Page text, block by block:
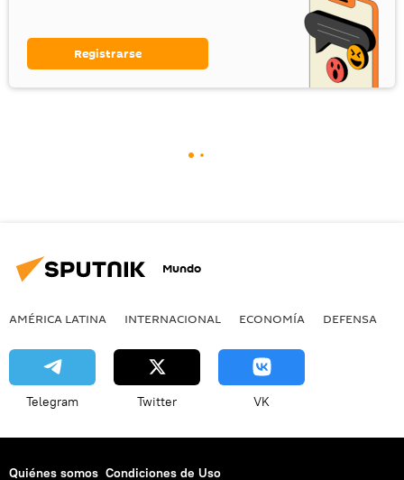
Registrarse
Mundo
AMÉRICA LATINA INTERNACIONAL ECONOMÍA DEFENSA
Telegram Twitter VK
Quiénes somos Condiciones de Uso